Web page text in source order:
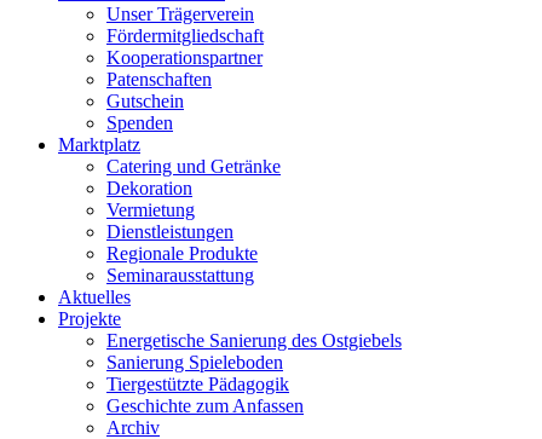
Unser Trägerverein
Fördermitgliedschaft
Kooperationspartner
Patenschaften
Gutschein
Spenden
Marktplatz
Catering und Getränke
Dekoration
Vermietung
Dienstleistungen
Regionale Produkte
Seminarausstattung
Aktuelles
Projekte
Energetische Sanierung des Ostgiebels
Sanierung Spieleboden
Tiergestützte Pädagogik
Geschichte zum Anfassen
Archiv